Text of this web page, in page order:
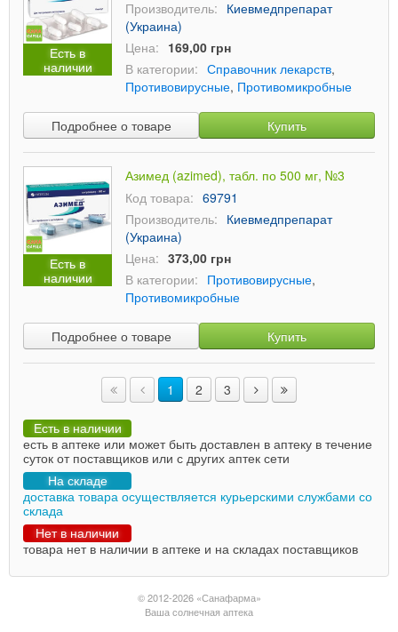
Есть в
наличии
Производитель: Киевмедпрепарат
(Украина)
Цена: 169,00 грн
В категории: Справочник лекарств,
Противовирусные, Противомикробные
Подробнее о товаре Купить
Есть в
наличии
Азимед (azimed), табл. по 500 мг, №3
Код товара: 69791
Производитель: Киевмедпрепарат
(Украина)
Цена: 373,00 грн
В категории: Противовирусные,
Противомикробные
Подробнее о товаре Купить
1 2 3
Есть в наличии
есть в аптеке или может быть доставлен в аптеку в течение
суток от поставщиков или с других аптек сети
На складе
доставка товара осуществляется курьерскими службами со
склада
Нет в наличии
товара нет в наличии в аптеке и на складах поставщиков
© 2012-2026 «Санафарма»
Ваша солнечная аптека